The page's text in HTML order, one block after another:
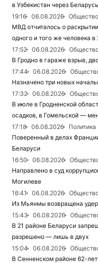
в Узбекистан через Беларусь
19:16
06.08.2026
Общество
МВД отчиталось о
одного и того же человека в
17:52
06.08.2026
В Гродно в гараже взрыв,
17:44
06.08.2026
Назначено три новых
17:32
06.08.2026
В июле в Гродненской
осадков, в Гомельской —
17:18
06.08.2026
Политика
Поверенный в делах
Беларуси
16:50
06.08.2026
Направлено в суд
Могилеве
16:41
06.08.2026
Из Мьянмы возвращена
15:43
06.08.2026
В 21 районе Беларуси
разрешено — лишь в двух
15:04
06.08.2026
В Сенненском районе 62-